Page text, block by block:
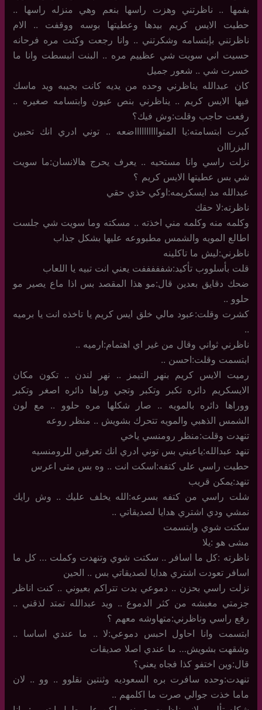
بفمها .. ناظرتني وهزت راسها بنعم وهي منزله راسها ..
حطيت الايس كريم بيدها وعطيتها بوسه ووقفت .. الام
ناظرتني بإبتسامه وشكرتني .. وانا رجعت وكنت مره فرحانه
حسيت اني سويت شي عظييم مره .. البنت انبسطت وانا ما
خسرت شي .. شعور جميل
كان عبدالله يناظرني وحده من يديه كانت بجيبه ويد ماسك
فيها الايس كريم .. يناظرني بنص عيون وابتسامه صغيره ..
رفعت حاجب وقلت:وش فيك؟
كبرت ابتسامته:يا المتوااااااااااضعه .. توني ادري انك تحبين
البزرااان
نزلت راسي وانا مستحيه .. يعرف يحرج هالانسان:ما سويت
شي بس عطيتها الايس كريم ؟
عبدالله مد ايسكريمه:اوكي خذي حقي
ناظرته:لا حقك
وكلمه منه وكلمه مني اخذته .. مسكته وما سويت شي جلست
اطالع المويه والشمس مطبووعه عليها بشكل جذاب
ناظرني:ليش ما تاكلينه
قلت بأسلووب تأكيد:شفففففت يعني انت تبيه يا اللعاب
ضحك دقايق بعدين قال:مو هذا المقصد بس اذا ماع يصير مو
حلوو ..
كشرت وقلت:عبود مالي خلق ايس كريم يا تاخذه انت يا برميه
..
ناظرني ثواني وقال من غير اي اهتمام:ارميه ..
ابتسمت وقلت:احسن ..
رميت الايس كريم بنهر التيمز .. نهر لندن .. تكون مكان
الايسكريم دائره تكبر وتكبر وتجي وراها دائره اصغر وتكبر
ووراها دائره بالمويه .. صار شكلها مره حلوو .. مع لون
الشمس الذهبي والمويه تتحرك بشويش .. منظر روعه
تنهدت وقلت:منظر رومنسي ياخي
تنهد عبدالله:ياعيني بس توني ادري انك تعرفين للرومنسيه
حطيت راسي على كتفه:اسكت انت .. وه بس متى اعرس
تنهد:يمكن قريب
شلت راسي من كتفه بسرعه:الله يخلف عليك .. وش رايك
نمشي ودي اشتري هدايا لصديقاتي ..
سكتت شوي وابتسمت
مشى هو :يلا
ناظرته :كل ما اسافر .. سكتت شوي وتنهدت وكملت … كل ما
اسافر تعودت اشتري هدايا لصديقاتي بس .. الحين
نزلت راسي بحزن .. دموعي بدت تتراكم بعيوني .. كنت اناظر
جزمتي مغبشه من كثر الدموع .. ويد عبدالله تمتد لذقني ..
رفع راسي وناظرني:متهاوشه معهم ؟
ابتسمت وانا احاول احبس دموعي:لا .. ما عندي اساسا ..
وشقهت بشويش… ما عندي اصلا صديقات
قال:وين اختفو كذا فجاه يعني؟
تنهدت:وحده سافرت بره السعوديه وثنتين نقلوو .. وو .. لان
ماما خذت جوالي صرت ما اكلمهم ..